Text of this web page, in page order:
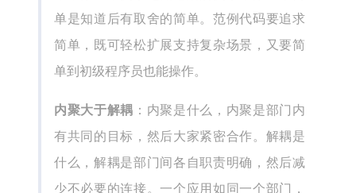
单是知道后有取舍的简单。范例代码要追求
简单，既可轻松扩展支持复杂场景，又要简
单到初级程序员也能操作。
内聚大于解耦 ：内聚是什么，内聚是部门内
有共同的目标，然后大家紧密合作。解耦是
什么，解耦是部门间各自职责明确，然后减
少不必要的连接。一个应用如同一个部门，